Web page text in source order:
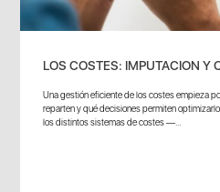
LOS COSTES: IMPUTACION Y
Una gestión eficiente de los costes empieza
reparten y qué decisiones permiten
los distintos sistemas de costes —...